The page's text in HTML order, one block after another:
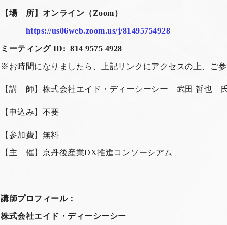
【場 所】オンライン（Zoom）
https://us06web.zoom.us/j/81495754928
ミーティング ID: 814 9575 4928
※お時間になりましたら、上記リンクにアクセスの上、ご
【講 師】 株式会社エイド・ディーシーシー 武田 哲也
【申込み】不要
【参加費】無料
【主 催】京丹後産業DX推進コンソーシアム
講師プロフィール：
株式会社エイド・ディーシーシー